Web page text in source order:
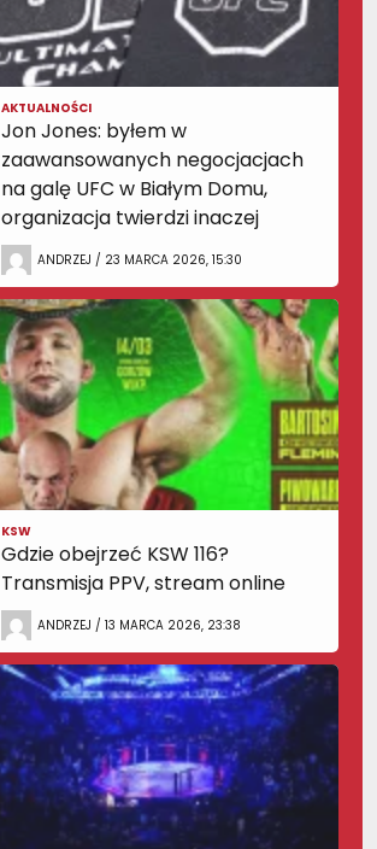
AKTUALNOŚCI
Jon Jones: byłem w
zaawansowanych negocjacjach
na galę UFC w Białym Domu,
organizacja twierdzi inaczej
ANDRZEJ / 23 MARCA 2026, 15:30
KSW
Gdzie obejrzeć KSW 116?
Transmisja PPV, stream online
ANDRZEJ / 13 MARCA 2026, 23:38